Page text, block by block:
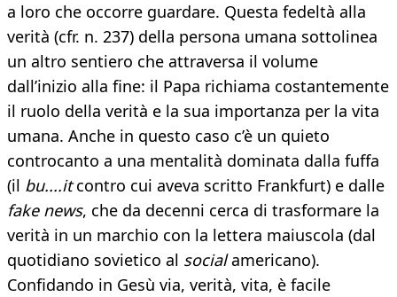
a loro che occorre guardare. Questa fedeltà alla
verità (cfr. n. 237) della persona umana sottolinea
un altro sentiero che attraversa il volume
dall’inizio alla fine: il Papa richiama costantemente
il ruolo della verità e la sua importanza per la vita
umana. Anche in questo caso c’è un quieto
controcanto a una mentalità dominata dalla fuffa
(il bu....itcontro cui aveva scritto Frankfurt) e dalle
fake news, che da decenni cerca di trasformare la
verità in un marchio con la lettera maiuscola (dal
quotidiano sovietico al socialamericano).
Confidando in Gesù via, verità, vita, è facile